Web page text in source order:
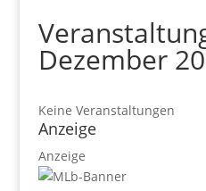
Dezember
Keine Veranstaltungen
Anzeige
Anzeige